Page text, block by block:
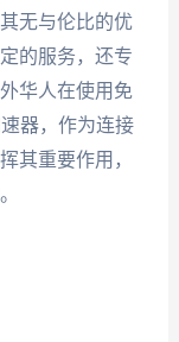
无与伦比的优
的服务，还专
华人在使用免
器，作为连接
其重要作用，